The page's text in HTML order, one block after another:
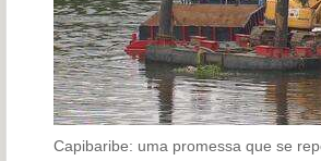
Capibaribe: uma promessa que se